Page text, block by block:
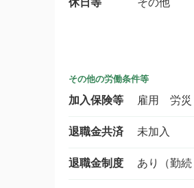
休日等 その他
その他の労働条件等
加入保険等 雇用 労
退職金共済 未加入
退職金制度 あり（勤